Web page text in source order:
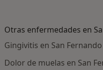
Otras enfermedades en
Gingivitis en San Fernando
Dolor de muelas en San